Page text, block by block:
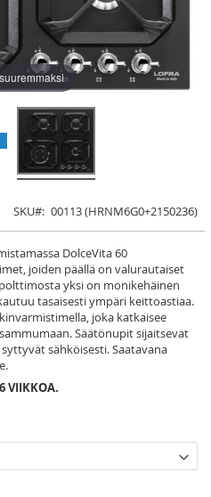
SKU 00113 (HRNM6G0+2150236)
DolceVita 60
joiden päällä on valurautaiset
yksi on monikehäinen
tasaisesti ympäri keittoastiaa.
joka katkaisee
Säätönupit sijaitsevat
sähköisesti. Saatavana
VIIKKOA.